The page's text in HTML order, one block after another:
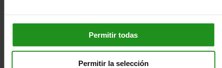
Permitir todas
Permitir la selección